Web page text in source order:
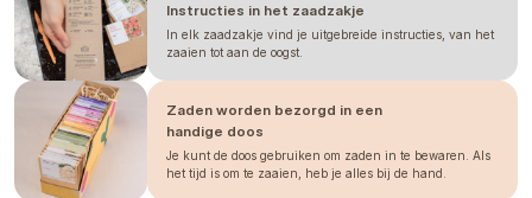
VYSAZENÍ
Ven pak přesazujeme po posledních
mrazech 45 cm od sebe.
Doporučujeme oporu!
De verstrekte informatie is gebaseerd op onze
ervaring; gebruik deze slechts als richtlijn. Tijden
kunnen variëren afhankelijk van het seizoen,
klimaat, locatie, zaai- en verplantdata en mogelijk
Instructies in het zaadzakje
In elk zaadzakje vind je uitgebreide instructies, van het
zaaien tot aan de oogst.
Zaden worden bezorgd in een
handige doos
Je kunt de doos gebruiken om zaden in te bewaren. Als
het tijd is om te zaaien, heb je alles bij de hand.